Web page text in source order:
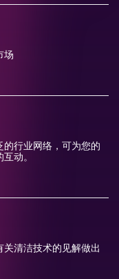
场
行业网络，可为您的
动。
清洁技术的见解做出